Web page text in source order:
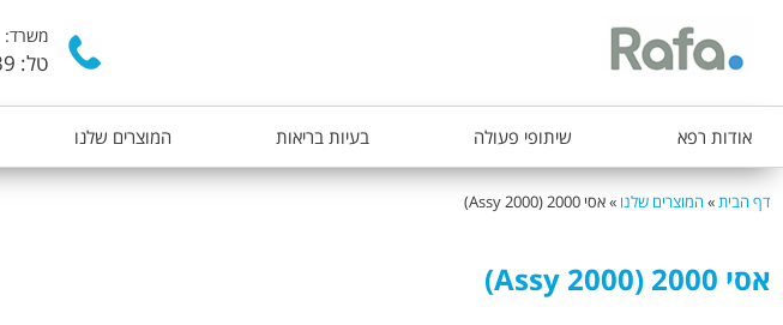
לתוכן
משרד:
טל: 02-5893939
פ
ר
ט
אודות רפא שיתופי פעולה בעיות בריאות המוצרים שלנו
נמצא
כאן
דף הבית» המוצרים שלנו »אסי 2000 (Assy 2000)
אסי 2000 (Assy 2000)